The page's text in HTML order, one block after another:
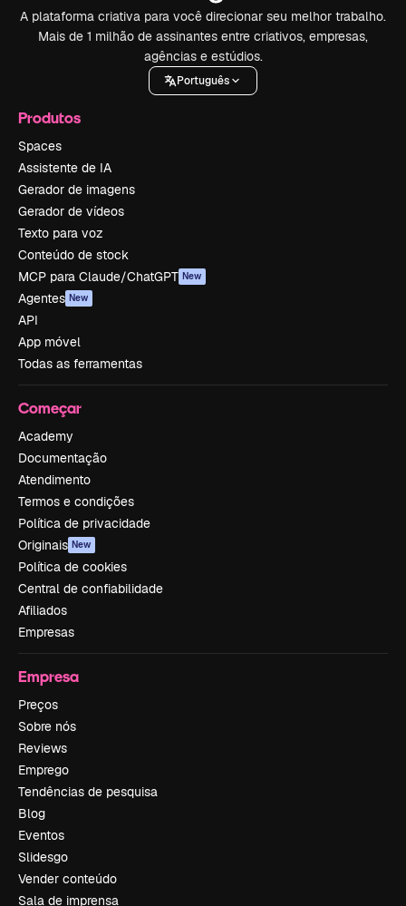
A plataforma criativa para você direcionar seu melhor trabalho.
Mais de 1 milhão de assinantes entre criativos, empresas,
agências e estúdios.
Português
Produtos
Spaces
Assistente de IA
Gerador de imagens
Gerador de vídeos
Texto para voz
Conteúdo de stock
MCP para Claude/ChatGPT New
Agentes New
API
App móvel
Todas as ferramentas
Começar
Academy
Documentação
Atendimento
Termos e condições
Política de privacidade
Originais New
Política de cookies
Central de confiabilidade
Afiliados
Empresas
Empresa
Preços
Sobre nós
Reviews
Emprego
Tendências de pesquisa
Blog
Eventos
Slidesgo
Vender conteúdo
Sala de imprensa